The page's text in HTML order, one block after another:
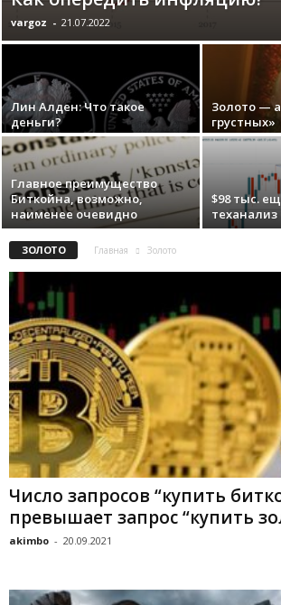
vargoz - 21.07.2022
Лин Алден: Что такое
деньги?
Золото —
грустных»
Главное преимущество
Биткойна, возможно,
наименее очевидно
$98 тыс.
теханализ
ЗОЛОТО Главная Золото
Чиcлo зaпpocoв “купить
пpeвышaeт зaпpoc “купить
akimbo - 20.09.2021